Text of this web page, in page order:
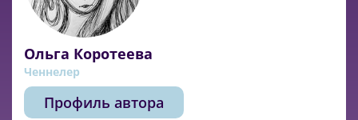
Ольга Коротеева
Ченнелер
Профиль автора